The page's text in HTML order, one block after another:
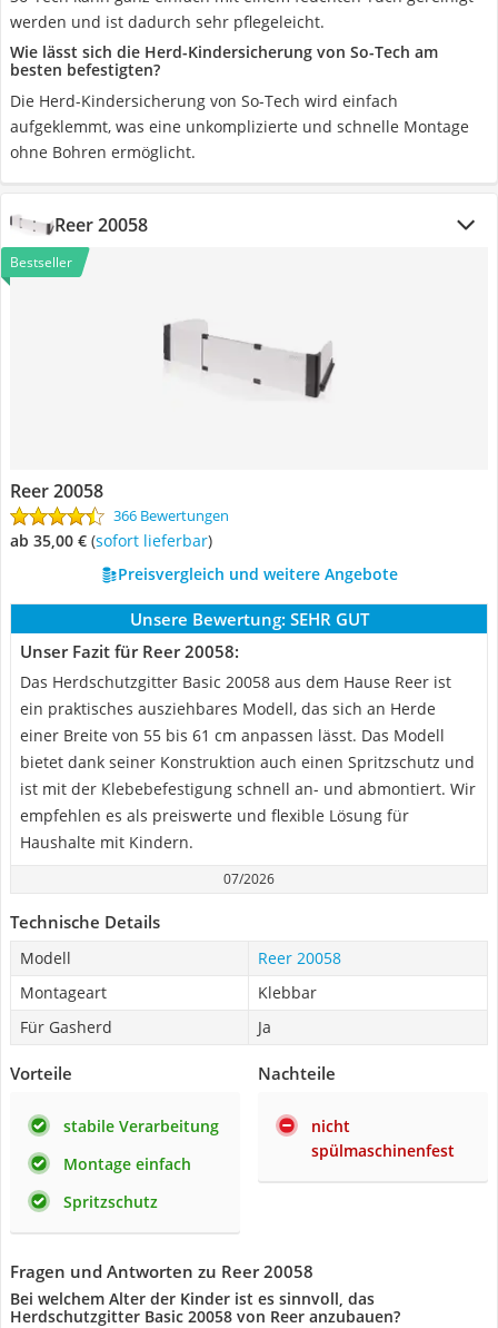
werden und ist dadurch sehr pflegeleicht.
Wie lässt sich die Herd-Kindersicherung von So-Tech am
besten befestigten?
Die Herd-Kindersicherung von So-Tech wird einfach
aufgeklemmt, was eine unkomplizierte und schnelle Montage
ohne Bohren ermöglicht.
Reer 20058
Bestseller
Reer 20058
366 Bewertungen
ab 35,00 € ( Sofort lieferbar)
Preisvergleich und weitere Angebote
Unsere Bewertung: SEHR GUT
Unser Fazit für Reer 20058:
Das Herdschutzgitter Basic 20058 aus dem Hause Reer ist
ein praktisches ausziehbares Modell, das sich an Herde
einer Breite von 55 bis 61 cm anpassen lässt. Das Modell
bietet dank seiner Konstruktion auch einen Spritzschutz und
ist mit der Klebebefestigung schnell an- und abmontiert. Wir
empfehlen es als preiswerte und flexible Lösung für
Haushalte mit Kindern.
07/2026
Technische Details
Modell
Reer 20058
Montageart
Klebbar
Für Gasherd
Ja
Vorteile
stabile Verarbeitung
Montage einfach
Spritzschutz
Nachteile
nicht
spülmaschinenfest
Fragen und Antworten zu Reer 20058
Bei welchem Alter der Kinder ist es sinnvoll, das
Herdschutzgitter Basic 20058 von Reer anzubauen?